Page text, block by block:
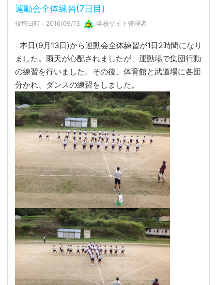
運動会全体練習(7日目)
投稿日時 : 2016/09/13 学校サイト管理者
本日(9月13日)から運動会全体練習が1日2時間になり
ました。雨天が心配されましたが、運動場で集団行動
の練習を行いました。その後、体育館と武道場に各団
分かれ、ダンスの練習をしました。